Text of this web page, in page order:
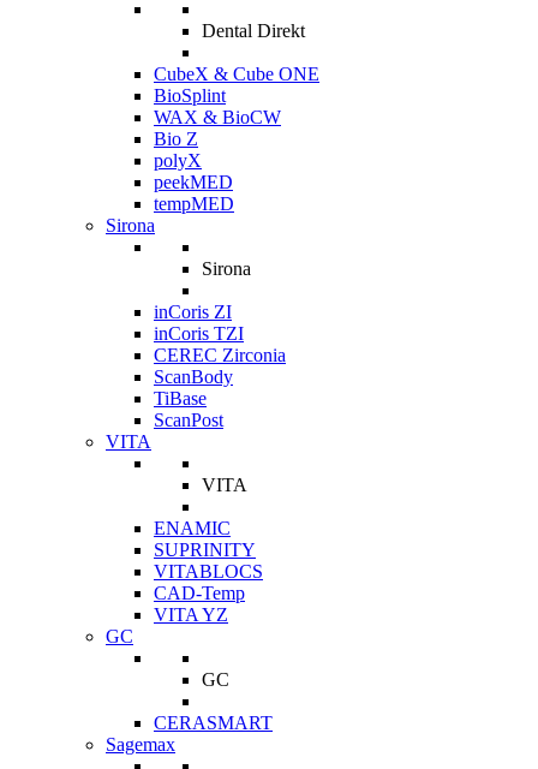
Dental Direkt
CubeX & Cube ONE
BioSplint
WAX & BioCW
Bio Z
polyX
peekMED
tempMED
Sirona
Sirona
inCoris ZI
inCoris TZI
CEREC Zirconia
ScanBody
TiBase
ScanPost
VITA
VITA
ENAMIC
SUPRINITY
VITABLOCS
CAD-Temp
VITA YZ
GC
GC
CERASMART
Sagemax